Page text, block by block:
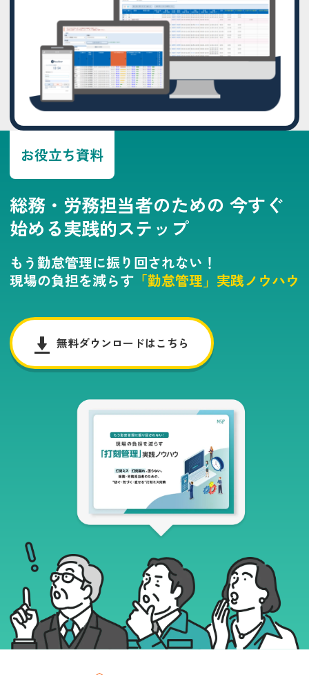
お役立ち資料
総務・労務担当者のための 今すぐ
始める実践的ステップ
もう勤怠管理に振り回されない！
現場の負担を減らす 「勤怠管理」実践ノウハウ
無料ダウンロードはこちら